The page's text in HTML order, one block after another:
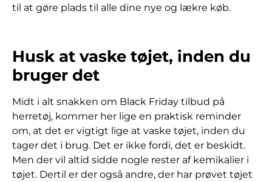
til at gøre plads til alle dine nye og lækre køb.
Husk at vaske tøjet, inden du
bruger det
Midt i alt snakken om Black Friday tilbud på
herretøj, kommer her lige en praktisk reminder
om, at det er vigtigt lige at vaske tøjet, inden du
tager det i brug. Det er ikke fordi, det er beskidt.
Men der vil altid sidde nogle rester af kemikalier i
tøjet. Dertil er der også andre, der har prøvet tøjet